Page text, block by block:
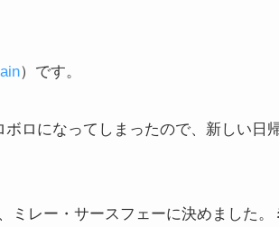
）です。
ロになってしまったので、新しい日
レー・サースフェーに決めました。